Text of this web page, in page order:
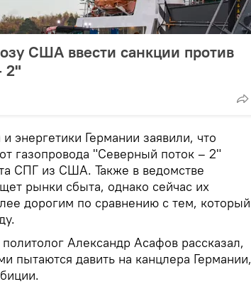
США ввести санкции против
2"
энергетики Германии заявили, что
газопровода "Северный поток – 2"
СПГ из США. Также в ведомстве
рынки сбыта, однако сейчас их
дорогим по сравнению с тем, который
политолог Александр Асафов рассказал,
пытаются давить на канцлера Германии,